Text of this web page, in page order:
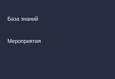
База знаний
Мероприятия